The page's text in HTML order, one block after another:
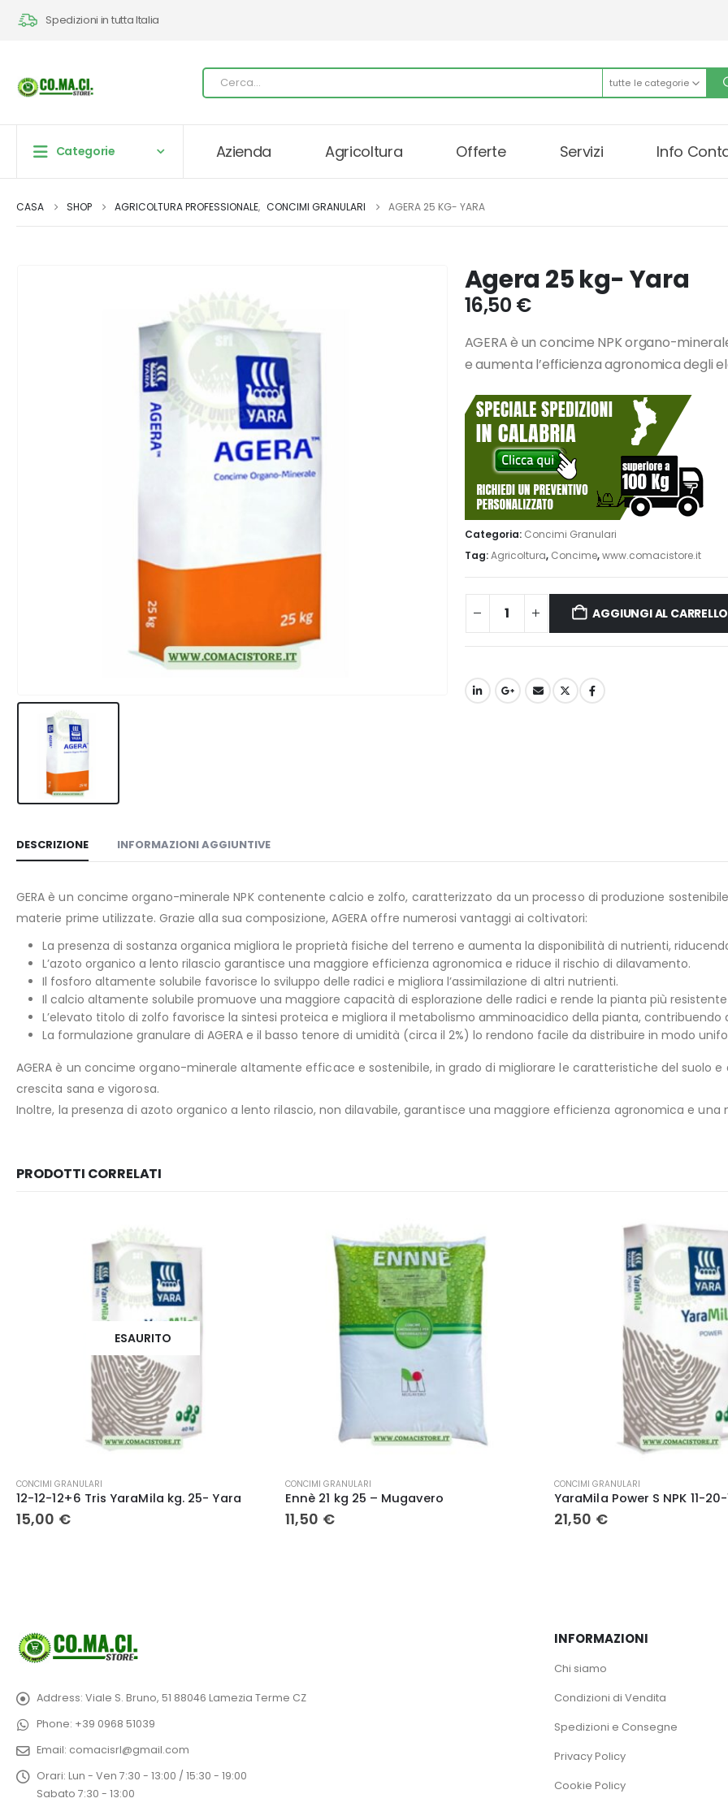
Spedizioni in tutta Italia
tutte le categorie
Categorie Azienda Agricoltura Offerte Servizi Info
CASA SHOP AGRICOLTURA PROFESSIONALE, CONCIMI GRANULARI AGERA 25 KG- YARA
Agera 25 kg- Yara
16,50 €
AGERA è un concime NPK organo-
e aumenta l’efficienza agronomica degli
Categoria: Concimi Granulari
Tag:Agricoltura, Concime,www.comacistore.it
AGGIUNGI AL CARRELLO
DESCRIZIONE INFORMAZIONI AGGIUNTIVE
GERA è un concime organo-minerale NPK contenente calcio e zolfo, caratterizzato da un processo di produzione
materie prime utilizzate. Grazie alla sua composizione, AGERA offre numerosi vantaggi ai coltivatori:
La presenza di sostanza organica migliora le proprietà fisiche del terreno e aumenta la disponibilità di nutrienti,
L’azoto organico a lento rilascio garantisce una maggiore efficienza agronomica e riduce il rischio di dilavamento.
Il fosforo altamente solubile favorisce lo sviluppo delle radici e migliora l’assimilazione di altri nutrienti.
Il calcio altamente solubile promuove una maggiore capacità di esplorazione delle radici e rende la pianta più resistente
L’elevato titolo di zolfo favorisce la sintesi proteica e migliora il metabolismo amminoacidico della pianta, contribuendo
La formulazione granulare di AGERA e il basso tenore di umidità (circa il 2%) lo rendono facile da distribuire in modo
AGERA è un concime organo-minerale altamente efficace e sostenibile, in grado di migliorare le caratteristiche del suolo
crescita sana e vigorosa.
Inoltre, la presenza di azoto organico a lento rilascio, non dilavabile, garantisce una maggiore efficienza agronomica e
PRODOTTI CORRELATI
CONCIMI GRANULARI
Ennè 21 kg 25 – Mugavero
11,50 €
CONCIMI GRANULARI
21,50€
CONCIMI GRANULARI
Midotec 25.15 kg 25 –
19,00 €
Address: Viale S. Bruno, 51 88046 Lamezia Terme CZ
Phone: +39 0968 51039
Email: comacisrl@gmail.com
Orari: Lun - Ven 7:30 - 13:00 / 15:30 - 19:00
Sabato 7:30 - 13:00
INFORMAZIONI
Chi siamo
Condizioni di Vendita
Spedizioni e Consegne
Privacy Policy
Cookie Policy